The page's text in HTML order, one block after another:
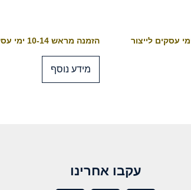
הזמנה מראש 10-14 ימי עסקים לייצור
מידע נוסף
עקבו אחרינו